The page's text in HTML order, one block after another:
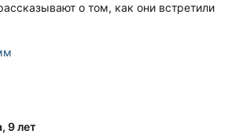
о том, как они встретили
9 лет